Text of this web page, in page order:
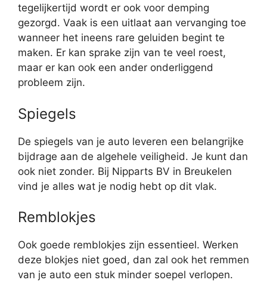
tegelijkertijd wordt er ook voor demping
gezorgd. Vaak is een uitlaat aan vervanging toe
wanneer het ineens rare geluiden begint te
maken. Er kan sprake zijn van te veel roest,
maar er kan ook een ander onderliggend
probleem zijn.
Spiegels
De spiegels van je auto leveren een belangrijke
bijdrage aan de algehele veiligheid. Je kunt dan
ook niet zonder. Bij Nipparts BV in Breukelen
vind je alles wat je nodig hebt op dit vlak.
Remblokjes
Ook goede remblokjes zijn essentieel. Werken
deze blokjes niet goed, dan zal ook het remmen
van je auto een stuk minder soepel verlopen.